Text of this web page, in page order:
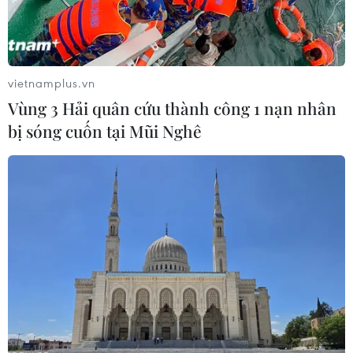
TIN LIÊN QUAN
vietnamplus.vn
Vùng 3 Hải quân cứu thành công 1 nạn nhân
bị sóng cuốn tại Mũi Nghê